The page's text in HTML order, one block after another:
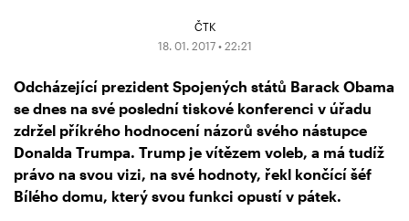
ČTK
18. 01. 2017 • 22:21
Odcházející prezident Spojených států Barack Obama
se dnes na své poslední tiskové konferenci v úřadu
zdržel příkrého hodnocení názorů svého nástupce
Donalda Trumpa. Trump je vítězem voleb, a má tudíž
právo na svou vizi, na své hodnoty, řekl končící šéf
Bílého domu, který svou funkci opustí v pátek.